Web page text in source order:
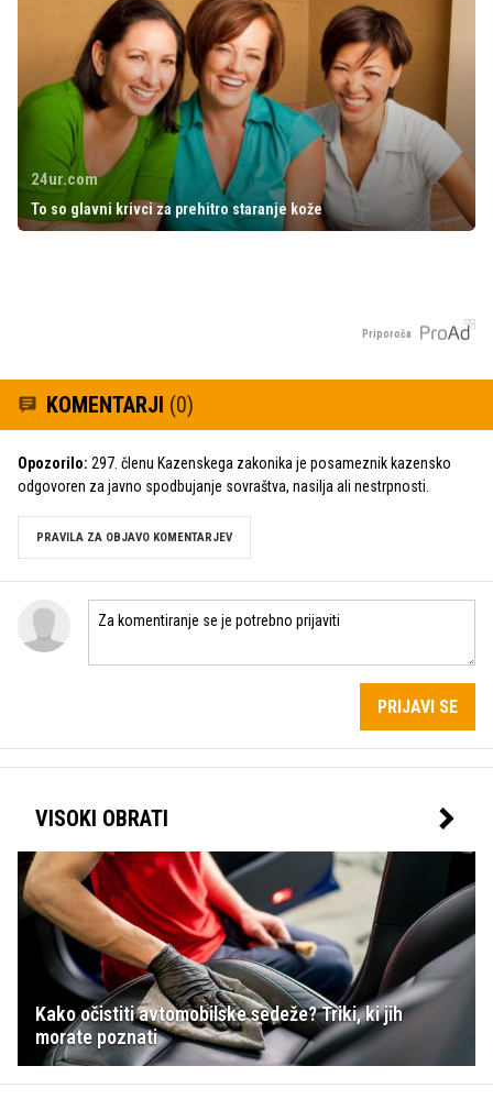
24ur.com
To so glavni krivci za prehitro staranje kože
Priporoča
KOMENTARJI (0)
Opozorilo: 297. členu Kazenskega zakonika je posameznik kazensko
odgovoren za javno spodbujanje sovraštva, nasilja ali nestrpnosti.
PRAVILA ZA OBJAVO KOMENTARJEV
PRIJAVI SE
VISOKI OBRATI
Kako očistiti avtomobilske sedeže? Triki, ki jih
morate poznati